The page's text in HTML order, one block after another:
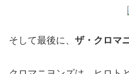
そして最後に、 ザ・クロマ